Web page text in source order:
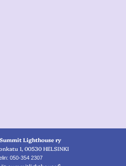
Lighthouse ry
1, 00530 HELSINKI
050-354 2307